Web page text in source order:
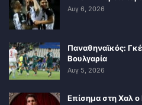
Αυγ 6, 2026
Παναθηναϊκός:
Βουλγαρία
Αυγ 5, 2026
Επίσημα στη Χαλ